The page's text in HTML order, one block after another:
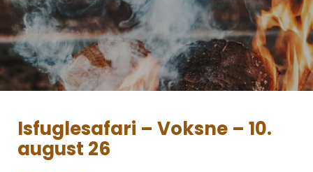
Isfuglesafari – Voksne – 10.
august 26